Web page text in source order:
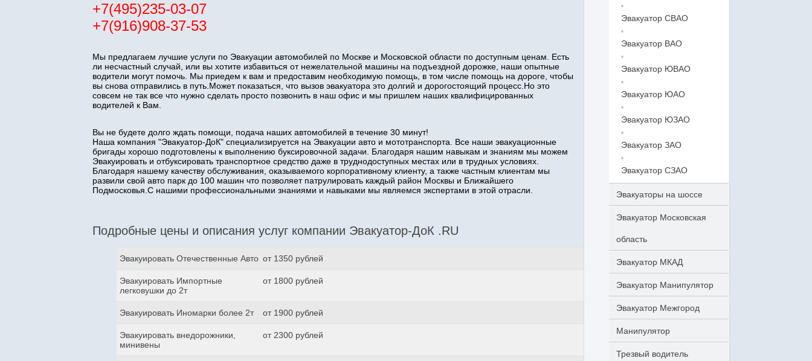
+7(495)235-03-07
+7(916)908-37-53
Мы предлагаем лучшие услуги по Эвакуации автомобилей по Москве и Московской области по доступным ценам. Есть
ли несчастный случай, или вы хотите избавиться от нежелательной машины на подъездной дорожке, наши опытные
водители могут помочь. Мы приедем к вам и предоставим необходимую помощь, в том числе помощь на дороге, чтобы
вы снова отправились в путь.Может показаться, что вызов эвакуатора это долгий и дорогостоящий процесс.Но это
совсем не так все что нужно сделать просто позвонить в наш офис и мы пришлем наших квалифицированных
водителей к Вам.
Вы не будете долго ждать помощи, подача наших автомобилей в течение 30 минут!
Наша компания "Эвакуатор-ДоК" специализируется на Эвакуации авто и мототранспорта. Все наши эвакуационные
бригады хорошо подготовлены к выполнению буксировочной задачи. Благодаря нашим навыкам и знаниям мы можем
Эвакуировать и отбуксировать транспортное средство даже в труднодоступных местах или в трудных условиях.
Благодаря нашему качеству обслуживания, оказываемого корпоративному клиенту, а также частным клиентам мы
развили свой авто парк до 100 машин что позволяет патрулировать каждый район Москвы и Ближайшего
Подмосковья.С нашими профессиональными знаниями и навыками мы являемся экспертами в этой отрасли.
Подробные цены и описания услуг компании Эвакуатор-ДоК .RU
Эвакуировать Отечественные Авто от 1350 рублей
Эвакуировать Импортные
легковушки до 2т
от 1800 рублей
Эвакуировать Иномарки более 2т от 1900 рублей
Эвакуировать внедорожники,
минивены
от 2300 рублей
Эвакуатор СВАО
Эвакуатор ВАО
Эвакуатор ЮВАО
Эвакуатор ЮАО
Эвакуатор ЮЗАО
Эвакуатор ЗАО
Эвакуатор СЗАО
Эвакуаторы на шоссе
Эвакуатор Московская
область
Эвакуатор МКАД
Эвакуатор Манипулятор
Эвакуатор Межгород
Манипулятор
Трезвый водитель